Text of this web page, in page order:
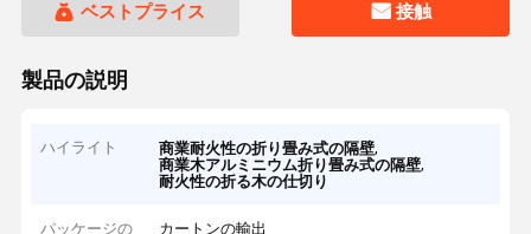
ベストプライス 接触
製品の説明
ハイライト 商業耐火性の折り畳み式の隔壁,
商業木アルミニウム折り畳み式の隔壁,
耐火性の折る木の仕切り
パッケージの
カートンの輸出